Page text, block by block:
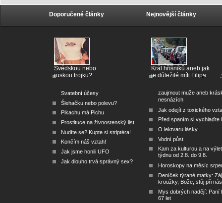
Doporučené články
Švédskou nebo
ruskou trojku?
Svatební účesy
Šlehačku nebo polevu?
Pikachu má Pichu
Prostituce na živnostenský list
Nudíte se? Kupte si striptéra!
Končím náš vztah!
Jak jsme honili UFO
Jak dlouho trvá správný sex?
Nejnovější články
Král hříšníků aneb jak
je důležité míti Filipa
zaujmout muže aneb
nesnázích
Jak odejít z toxického
Před spaním si vychlaďte
O lektvaru lásky
Vodní půst
Kam za kulturou a na
týdnu od 2.8. do 9.8.
Horoskopy na měsíc
Deníček týrané matky:
kroužky, Bože, stůj při nás
Mys dobrých nadějí: Paní
67 let